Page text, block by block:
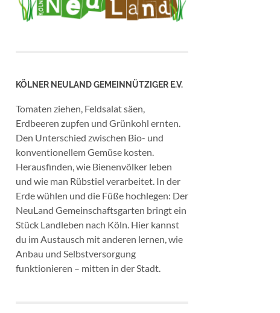
KÖLNER NEULAND GEMEINNÜTZIGER E.V.
Tomaten ziehen, Feldsalat säen,
Erdbeeren zupfen und Grünkohl ernten.
Den Unterschied zwischen Bio- und
konventionellem Gemüse kosten.
Herausfinden, wie Bienenvölker leben
und wie man Rübstiel verarbeitet. In der
Erde wühlen und die Füße hochlegen: Der
NeuLand Gemeinschaftsgarten bringt ein
Stück Landleben nach Köln. Hier kannst
du im Austausch mit anderen lernen, wie
Anbau und Selbstversorgung
funktionieren – mitten in der Stadt.